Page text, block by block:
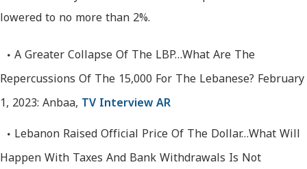
lowered to no more than 2%.
A Greater Collapse Of The LBP…What Are The
Repercussions Of The 15,000 For The Lebanese? February
1, 2023: Anbaa, TV Interview AR
Lebanon Raised Official Price Of The Dollar…What Will
Happen With Taxes And Bank Withdrawals Is Not